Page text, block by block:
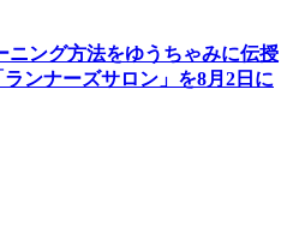
ニング方法をゆうちゃみに伝授
ンナーズサロン」を8月2日に